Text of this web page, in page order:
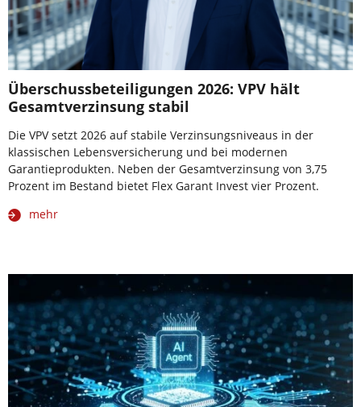
Überschussbeteiligungen 2026: VPV hält
Gesamtverzinsung stabil
Die VPV setzt 2026 auf stabile Verzinsungsniveaus in der
klassischen Lebensversicherung und bei modernen
Garantieprodukten. Neben der Gesamtverzinsung von 3,75
Prozent im Bestand bietet Flex Garant Invest vier Prozent.
mehr